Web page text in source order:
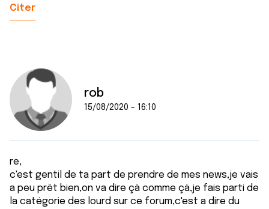
Citer
rob
15/08/2020 - 16:10
re,
c'est gentil de ta part de prendre de mes news,je vais
a peu prêt bien,on va dire çà comme çà,je fais parti de
la catégorie des lourd sur ce forum,c'est a dire du